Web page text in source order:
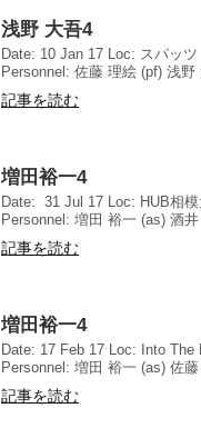
浅野 大吾4
Date: 10 Jan 17 Loc: スパッツ
Personnel: 佐藤 理絵 (pf) 浅野
記事を読む
増田裕一4
Date: 31 Jul 17 Loc: HUB相模
Personnel: 増田 裕一 (as) 酒
記事を読む
増田裕一4
Date: 17 Feb 17 Loc: Into The
Personnel: 増田 裕一 (as) 佐
記事を読む